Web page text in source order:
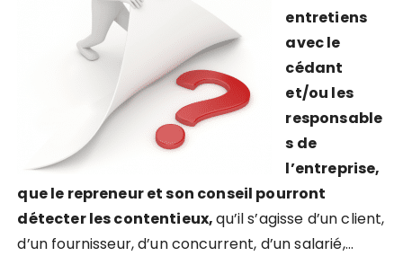
entretiens
avec le
cédant
et/ou les
responsable
s de
l’entreprise,
que le repreneur et son conseil pourront
détecter les contentieux,qu’il s’agisse d’un client,
d’un fournisseur, d’un concurrent, d’un salarié,…